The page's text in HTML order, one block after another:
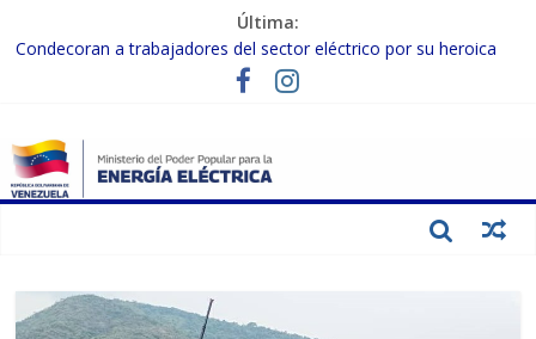
Última:
Condecoran a trabajadores del sector eléctrico por su heroica
labor tras el doble sismo del 24-J
Gobierno Nacional coordina acciones con el sector privado para
Inspeccionan trabajos de rehabilitación en instalaciones del SEN
en Carabobo
Gobierno Nacional activa plan preventivo para fortalecer el SEN